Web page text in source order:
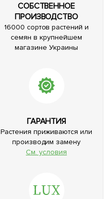
СОБСТВЕННОЕ
ПРОИЗВОДСТВО
16000 сортов растений и
семян в крупнейшем
магазине Украины
ГАРАНТИЯ
Растения приживаются или
производим замену
См. условия